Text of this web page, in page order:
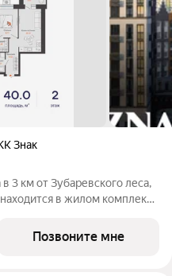
Знак
3 км от Зубаревского леса,
в жилом комплексе
минутного города». Все
Позвоните мне